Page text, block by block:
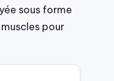
sous forme
muscles pour